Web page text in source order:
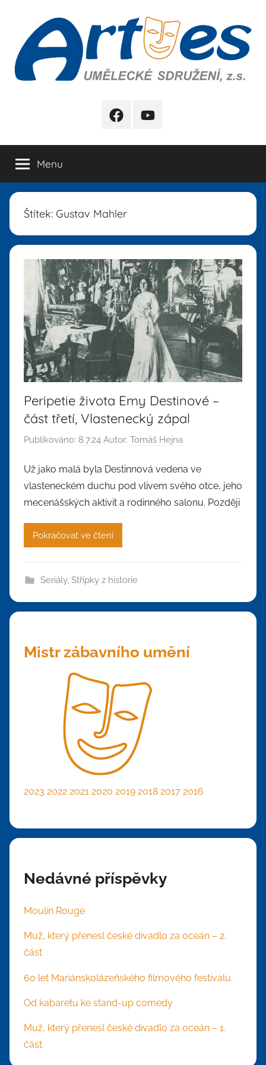
obsahu
FB YB
Menu
Štítek: Gustav Mahler
Peripetie života Emy Destinové –
část třetí, Vlastenecký zápal
Publikováno: 8.7.24 Autor: Tomáš Hejna
Už jako malá byla Destinnová vedena ve
vlasteneckém duchu pod vlivem svého otce, jeho
mecenášských aktivit a rodinného salonu. Později
Pokračovat ve čtení
Seriály, Střípky z historie
Mistr zábavního umění
2023 2022 2021 2020 2019 2018 2017 2016
Nedávné příspěvky
Moulin Rouge
Muž, který přenesl české divadlo za oceán – 2.
část
60 let Mariánskolázeňského filmového festivalu.
Od kabaretu ke stand-up comedy
Muž, který přenesl české divadlo za oceán – 1.
část